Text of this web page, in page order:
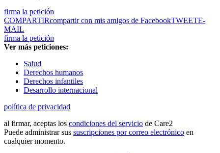
firma la petición
COMPARTIRcompartir con mis amigos de FacebookTWEETE-
MAIL
firma la petición
Ver más peticiones:
Salud
Derechos humanos
Derechos infantiles
Desarrollo internacional
política de privacidad
al firmar, aceptas los condiciones del servicio de Care2
Puede administrar sus suscripciones por correo electrónico en
cualquier momento.